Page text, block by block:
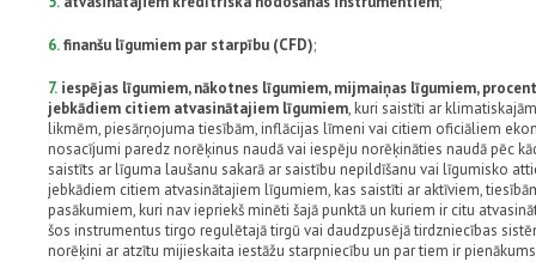
6.finanšu līgumiem par starpību (CFD);
7. iespējas līgumiem, nākotnes līgumiem, mijmaiņas līgumiem,
jebkādiem citiem atvasinātajiem līgumiem, kuri saistīti ar
likmēm, piesārņojuma tiesībām, inflācijas līmeni vai citiem oficiāliem
nosacījumi paredz norēķinus naudā vai iespēju norēķināties naudā pēc
saistīts ar līguma laušanu sakarā ar saistību nepildīšanu vai līgumisko
jebkādiem citiem atvasinātajiem līgumiem, kas saistīti ar aktīviem,
pasākumiem, kuri nav iepriekš minēti šajā punktā un kuriem ir citu
šos instrumentus tirgo regulētajā tirgū vai daudzpusējā tirdzniecības
norēķini ar atzītu mijieskaita iestāžu starpniecību un par tiem ir